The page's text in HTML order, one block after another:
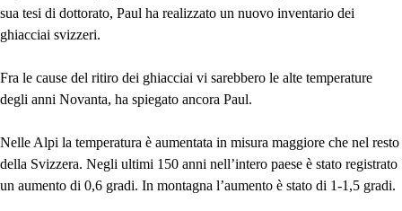
sua tesi di dottorato, Paul ha realizzato un nuovo inventario dei
ghiacciai svizzeri.
Fra le cause del ritiro dei ghiacciai vi sarebbero le alte temperature
degli anni Novanta, ha spiegato ancora Paul.
Nelle Alpi la temperatura è aumentata in misura maggiore che nel resto
della Svizzera. Negli ultimi 150 anni nell’intero paese è stato registrato
un aumento di 0,6 gradi. In montagna l’aumento è stato di 1-1,5 gradi.